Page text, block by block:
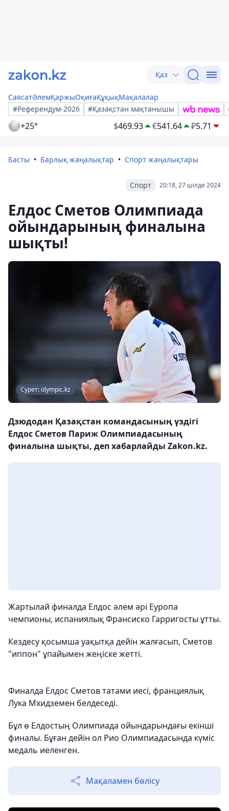
Қаз
СаясатӘлемҚаржыОқиғаҚұқықМақалалар
#Референдум-2026
#Қазақстан мақтанышы
+25° $469.93 €541.64 ₽5.71
Басты Барлық жаңалықтар Спорт жаңалықтары
20:18, 27 шілде 2024
Спорт
Елдос Сметов Олимпиада
ойындарының финалына
шықты!
Сурет: olympic.kz
Дзюдодан Қазақстан командасының үздігі
Елдос Сметов Париж Олимпиадасының
финалына шықты, деп хабарлайды Zakon.kz.
Жартылай финалда Елдос әлем әрі Еуропа
чемпионы, испаниялық Франсиско Гарригосты ұтты.
Кездесу қосымша уақытқа дейін жалғасып, Сметов
"иппон" ұпайымен жеңіске жетті.
Финалда Елдос Сметов татами иесі, франциялық
Лука Мхидземен белдеседі.
Бұл ө Елдостың Олимпиада ойындарындағы екінші
финалы. Бұған дейін ол Рио Олимпиадасында күміс
медаль иеленген.
Мақаламен бөлісу